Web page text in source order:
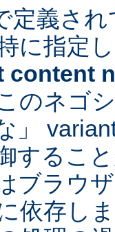
定義さ
に指定
content
のネゴ
」
するこ
ブラウ
依存し